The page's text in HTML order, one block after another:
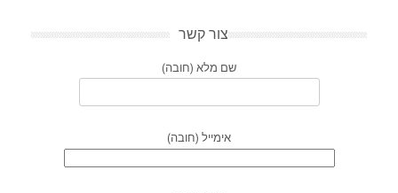
צור קשר
שם מלא (חובה)
אימייל (חובה)